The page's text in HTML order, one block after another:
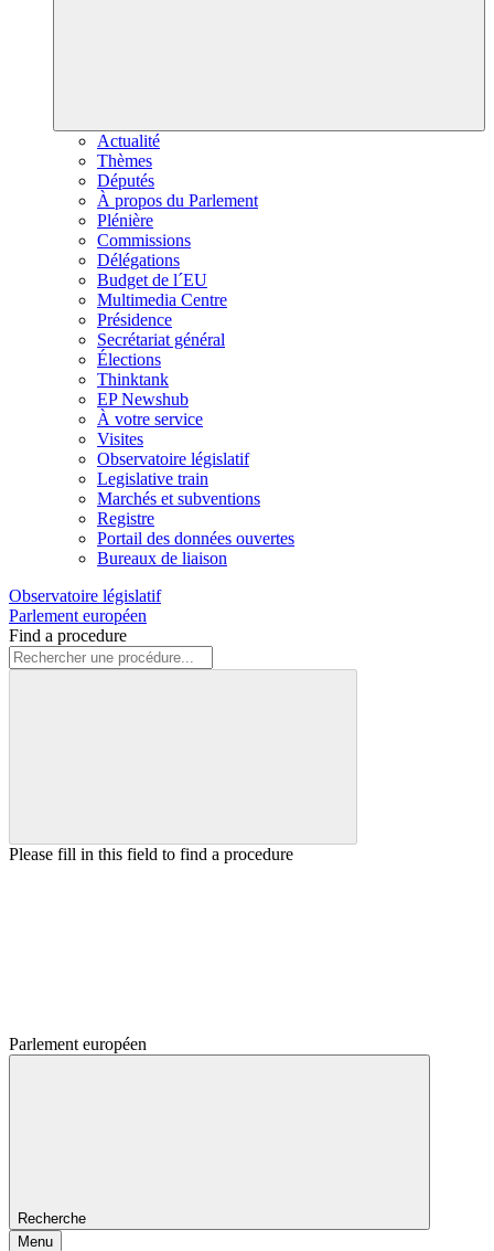
Actualité
Thèmes
Députés
À propos du Parlement
Plénière
Commissions
Délégations
Budget de l´EU
Multimedia Centre
Présidence
Secrétariat général
Élections
Thinktank
EP Newshub
À votre service
Visites
Observatoire législatif
Legislative train
Marchés et subventions
Registre
Portail des données ouvertes
Bureaux de liaison
Observatoire législatif
Parlement européen
Find a procedure
Please fill in this field to find a procedure
Parlement européen
Recherche
Menu